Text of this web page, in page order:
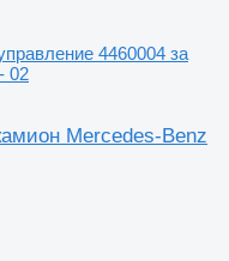
4460004 за
02
Mercedes-Benz